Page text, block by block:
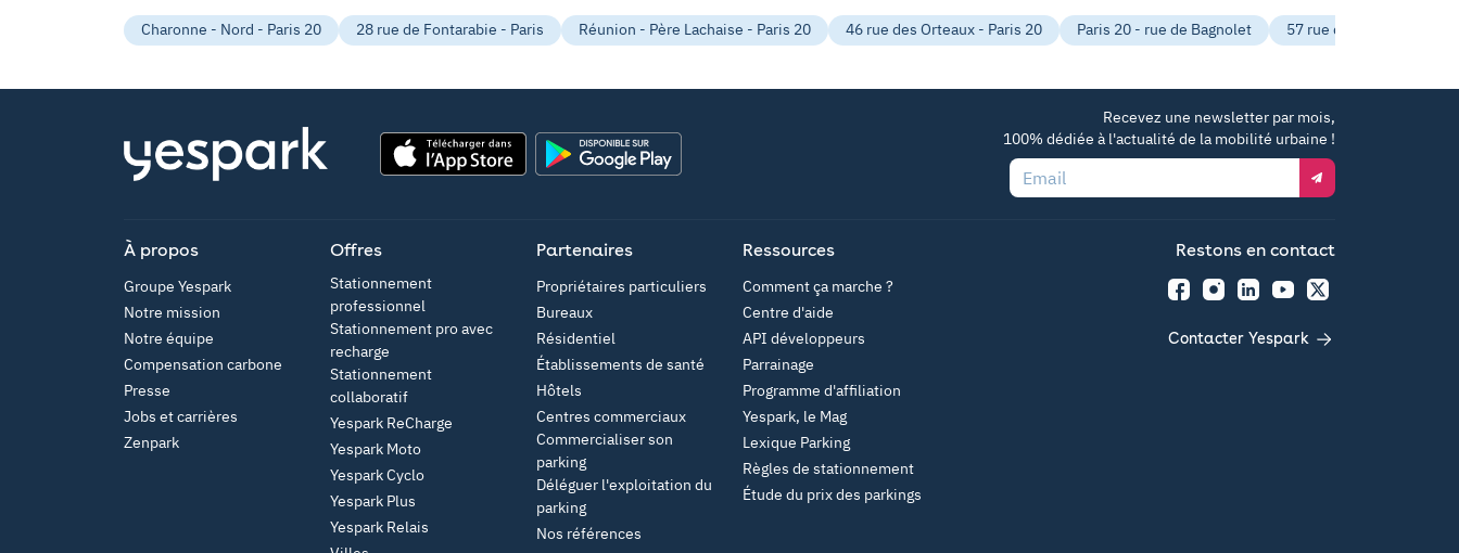
Charonne - Nord - Paris 20 28 rue de Fontarabie - Paris Réunion - Père Lachaise - Paris 20 46 rue des Orteaux - Paris 20 Paris 20 - rue de Bagnolet 57 rue de bagnolet -
Recevez une newsletter par mois,
100% dédiée à l'actualité de la mobilité urbaine !
Email
À propos
Groupe Yespark
Notre mission
Notre équipe
Compensation carbone
Presse
Jobs et carrières
Zenpark
Offres
Stationnement
professionnel
Stationnement pro avec
recharge
Stationnement
collaboratif
Yespark ReCharge
Yespark Moto
Yespark Cyclo
Yespark Plus
Yespark Relais
Partenaires
Propriétaires particuliers
Bureaux
Résidentiel
Établissements de santé
Hôtels
Centres commerciaux
Commercialiser son
parking
Déléguer l'exploitation du
parking
Nos références
Ressources
Comment ça marche ?
Centre d'aide
API développeurs
Parrainage
Programme d'affiliation
Yespark, le Mag
Lexique Parking
Règles de stationnement
Étude du prix des parkings
Restons en contact
FacebookInstagramLinkedInYouTubeTwitter
Contacter Yespark